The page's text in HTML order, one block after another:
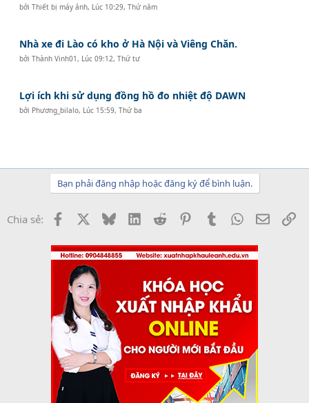
bởiThiết bị máy ảnh, Lúc 10:29, Thứ năm
Nhà xe đi Lào có kho ở Hà Nội và Viêng Chăn.
bởiThành Vinh01, Lúc 09:12, Thứ tư
Lợi ích khi sử dụng đồng hồ đo nhiệt độ DAWN
bởi Phương_bilalo, Lúc 15:59, Thứ ba
Bạn phải đăng nhập hoặc đăng ký để bình luận.
Chia sẻ: Facebook BlueskyLinkedInReddit PinterestTumblrWhatsApp
Email